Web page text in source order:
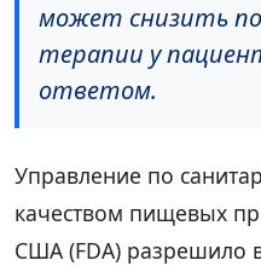
может снизить
терапии у
ответом.
Управление по
качеством пищевых
США (FDA) разрешило